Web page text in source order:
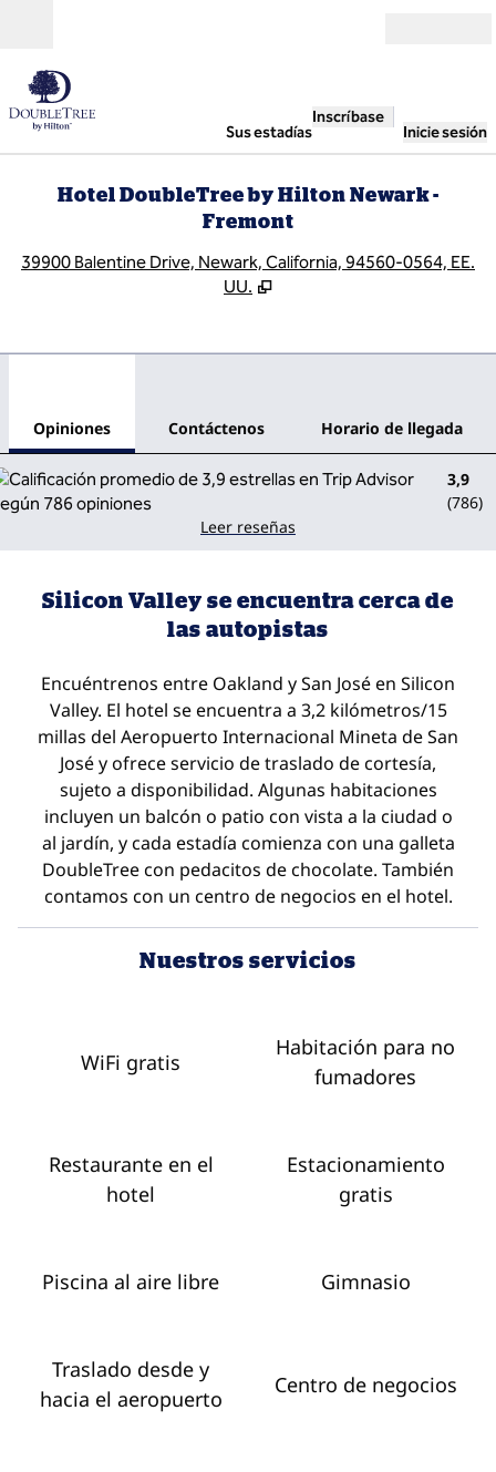
Sus estadías
Inscríbase
Inicie sesión
Hotel DoubleTree by Hilton Newark -
Fremont
39900 Balentine Drive, Newark, California, 94560-0564, EE.
UU.
Opiniones Contáctenos Horario de llegada
3,9
(786)
Leer reseñas
Silicon Valley se encuentra cerca de
las autopistas
Encuéntrenos entre Oakland y San José en Silicon
Valley. El hotel se encuentra a 3,2 kilómetros/15
millas del Aeropuerto Internacional Mineta de San
José y ofrece servicio de traslado de cortesía,
sujeto a disponibilidad. Algunas habitaciones
incluyen un balcón o patio con vista a la ciudad o
al jardín, y cada estadía comienza con una galleta
DoubleTree con pedacitos de chocolate. También
contamos con un centro de negocios en el hotel.
Nuestros servicios
WiFi gratis
Habitación para no
fumadores
Restaurante en el
hotel
Estacionamiento
gratis
Piscina al aire libre Gimnasio
Traslado desde y
hacia el aeropuerto
Centro de negocios